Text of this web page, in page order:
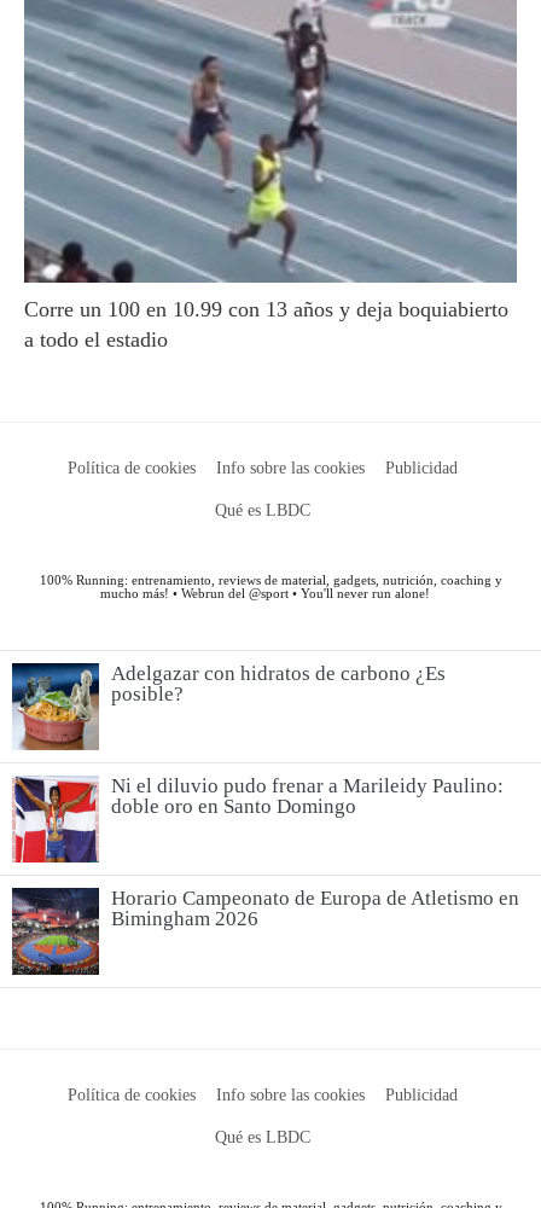
Adelgazar con hidratos de carbono ¿Es
posible?
Ni el diluvio pudo frenar a Marileidy Paulino:
doble oro en Santo Domingo
Horario Campeonato de Europa de Atletismo en
Bimingham 2026
Política de cookies Info sobre las cookies Publicidad
Qué es LBDC